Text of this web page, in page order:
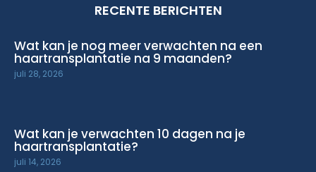
RECENTE BERICHTEN
Wat kan je nog meer verwachten na een
haartransplantatie na 9 maanden?
juli 28, 2026
Wat kan je verwachten 10 dagen na je
haartransplantatie?
juli 14, 2026